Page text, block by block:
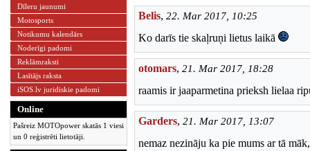
Dīleru jaunumi
Motosports
Notikumu kalendārs
Noderīgi padomi
Reklāmraksti
Lasītājs raksta
iSOS.lv juridiskie padomi
Online
Pašreiz MOTOpower skatās 1 viesi
un 0 reģistrēti lietotāji.
Belis, 22. Mar 2017, 10:25
Ko darīs tie skaļruņi lietus laikā
otomars, 21. Mar 2017, 18:28
raamis ir jaaparmetina prieksh lielaa
Garders, 21. Mar 2017, 13:07
nemaz nezināju ka pie mums ar tā